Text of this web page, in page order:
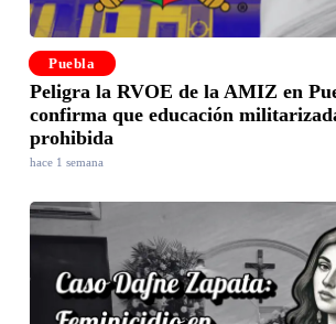
Puebla
Peligra la RVOE de la AMIZ en
confirma que educación
prohibida
hace 1 semana